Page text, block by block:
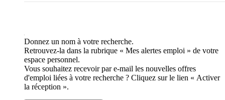
Donnez un nom à votre recherche.
Retrouvez-la dans la rubrique « Mes alertes emploi » de votre
espace personnel.
Vous souhaitez recevoir par e-mail les nouvelles offres
d'emploi liées à votre recherche ? Cliquez sur le lien « Activer
la réception ».